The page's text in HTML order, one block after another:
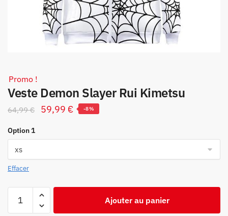
Promo !
Veste Demon Slayer Rui Kimetsu
64,99€
Le
59,99 €Le
-8%
Option 1
Effacer
Ajouter au panier